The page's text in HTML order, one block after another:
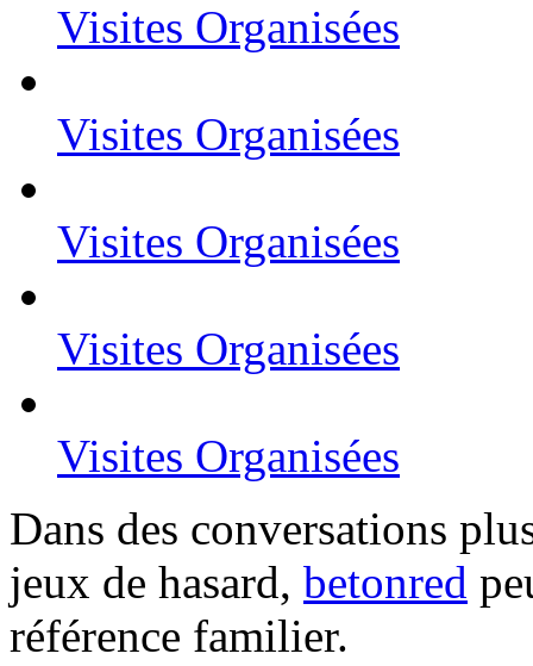
Visites Organisées
Visites Organisées
Visites Organisées
Visites Organisées
Visites Organisées
Dans des conversations
jeux de hasard, betonred
référence familier.